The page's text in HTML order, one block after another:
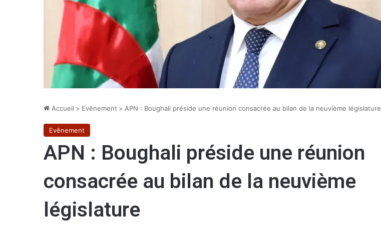
Accueil > Evênement > APN : Boughali préside une réunion consacrée au bilan de la neuvième législature
Evênement
APN : Boughali préside une réunion
consacrée au bilan de la neuvième
législature